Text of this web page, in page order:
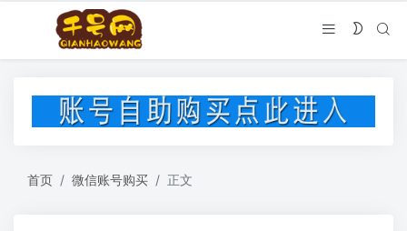
首页 微信账号购买 正文